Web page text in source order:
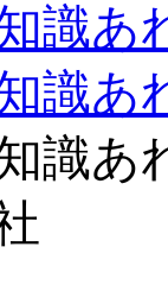
識あ
識あ
識あ